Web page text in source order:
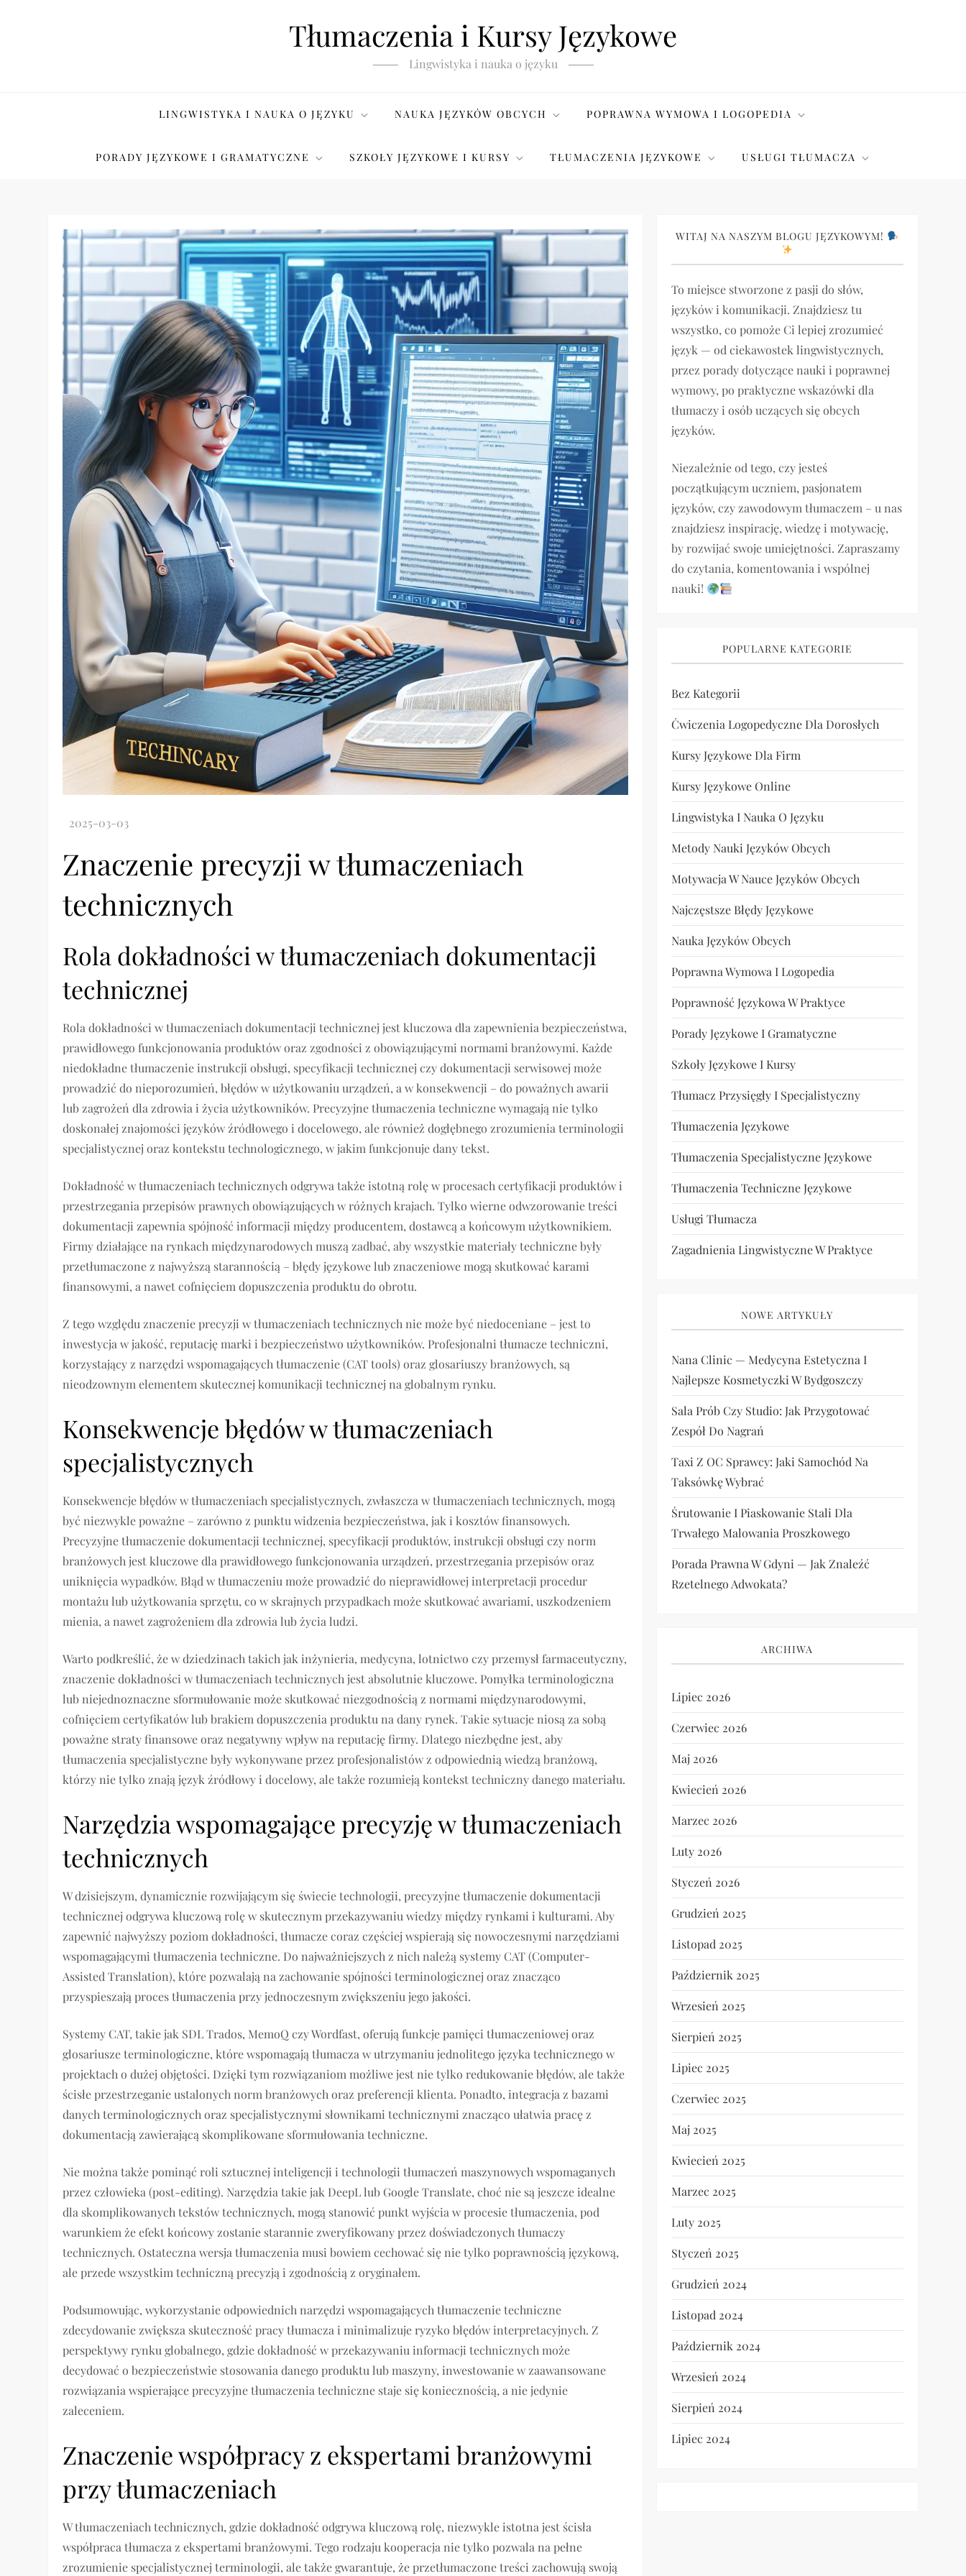
Tłumaczenia i Kursy Językowe
Lingwistyka i nauka o języku
LINGWISTYKA I NAUKA O JĘZYKU NAUKA JĘZYKÓW OBCYCH POPRAWNA WYMOWA I LOGOPEDIA
PORADY JĘZYKOWE I GRAMATYCZNE SZKOŁY JĘZYKOWE I KURSY TŁUMACZENIA JĘZYKOWE USŁUGI TŁUMACZA
Znaczenie precyzji w tłumaczeniach
technicznych
Rola dokładności w tłumaczeniach dokumentacji
technicznej
Rola dokładności w tłumaczeniach dokumentacji technicznej jest kluczowa dla zapewnienia bezpieczeństwa,
prawidłowego funkcjonowania produktów oraz zgodności z obowiązującymi normami branżowymi. Każde
niedokładne tłumaczenie instrukcji obsługi, specyfikacji technicznej czy dokumentacji serwisowej może
prowadzić do nieporozumień, błędów w użytkowaniu urządzeń, a w konsekwencji – do poważnych awarii
lub zagrożeń dla zdrowia i życia użytkowników. Precyzyjne tłumaczenia techniczne wymagają nie tylko
doskonałej znajomości języków źródłowego i docelowego, ale również dogłębnego zrozumienia terminologii
specjalistycznej oraz kontekstu technologicznego, w jakim funkcjonuje dany tekst.
Dokładność w tłumaczeniach technicznych odgrywa także istotną rolę w procesach certyfikacji produktów i
przestrzegania przepisów prawnych obowiązujących w różnych krajach. Tylko wierne odwzorowanie treści
dokumentacji zapewnia spójność informacji między producentem, dostawcą a końcowym użytkownikiem.
Firmy działające na rynkach międzynarodowych muszą zadbać, aby wszystkie materiały techniczne były
przetłumaczone z najwyższą starannością – błędy językowe lub znaczeniowe mogą skutkować karami
finansowymi, a nawet cofnięciem dopuszczenia produktu do obrotu.
Z tego względu znaczenie precyzji w tłumaczeniach technicznych nie może być niedoceniane – jest to
inwestycja w jakość, reputację marki i bezpieczeństwo użytkowników. Profesjonalni tłumacze techniczni,
korzystający z narzędzi wspomagających tłumaczenie (CAT tools) oraz glosariuszy branżowych, są
nieodzownym elementem skutecznej komunikacji technicznej na globalnym rynku.
Konsekwencje błędów w tłumaczeniach
specjalistycznych
Konsekwencje błędów w tłumaczeniach specjalistycznych, zwłaszcza w tłumaczeniach technicznych, mogą
być niezwykle poważne – zarówno z punktu widzenia bezpieczeństwa, jak i kosztów finansowych.
Precyzyjne tłumaczenie dokumentacji technicznej, specyfikacji produktów, instrukcji obsługi czy norm
branżowych jest kluczowe dla prawidłowego funkcjonowania urządzeń, przestrzegania przepisów oraz
uniknięcia wypadków. Błąd w tłumaczeniu może prowadzić do nieprawidłowej interpretacji procedur
montażu lub użytkowania sprzętu, co w skrajnych przypadkach może skutkować awariami, uszkodzeniem
mienia, a nawet zagrożeniem dla zdrowia lub życia ludzi.
Warto podkreślić, że w dziedzinach takich jak inżynieria, medycyna, lotnictwo czy przemysł farmaceutyczny,
znaczenie dokładności w tłumaczeniach technicznych jest absolutnie kluczowe. Pomyłka terminologiczna
lub niejednoznaczne sformułowanie może skutkować niezgodnością z normami międzynarodowymi,
cofnięciem certyfikatów lub brakiem dopuszczenia produktu na dany rynek. Takie sytuacje niosą za sobą
poważne straty finansowe oraz negatywny wpływ na reputację firmy. Dlatego niezbędne jest, aby
tłumaczenia specjalistyczne były wykonywane przez profesjonalistów z odpowiednią wiedzą branżową,
którzy nie tylko znają język źródłowy i docelowy, ale także rozumieją kontekst techniczny danego materiału.
Narzędzia wspomagające precyzję w tłumaczeniach
technicznych
W dzisiejszym, dynamicznie rozwijającym się świecie technologii, precyzyjne tłumaczenie dokumentacji
technicznej odgrywa kluczową rolę w skutecznym przekazywaniu wiedzy między rynkami i kulturami. Aby
zapewnić najwyższy poziom dokładności, tłumacze coraz częściej wspierają się nowoczesnymi narzędziami
wspomagającymi tłumaczenia techniczne. Do najważniejszych z nich należą systemy CAT (Computer-
Assisted Translation), które pozwalają na zachowanie spójności terminologicznej oraz znacząco
przyspieszają proces tłumaczenia przy jednoczesnym zwiększeniu jego jakości.
Systemy CAT, takie jak SDL Trados, MemoQ czy Wordfast, oferują funkcje pamięci tłumaczeniowej oraz
glosariusze terminologiczne, które wspomagają tłumacza w utrzymaniu jednolitego języka technicznego w
projektach o dużej objętości. Dzięki tym rozwiązaniom możliwe jest nie tylko redukowanie błędów, ale także
ścisłe przestrzeganie ustalonych norm branżowych oraz preferencji klienta. Ponadto, integracja z bazami
danych terminologicznych oraz specjalistycznymi słownikami technicznymi znacząco ułatwia pracę z
dokumentacją zawierającą skomplikowane sformułowania techniczne.
Nie można także pominąć roli sztucznej inteligencji i technologii tłumaczeń maszynowych wspomaganych
przez człowieka (post-editing). Narzędzia takie jak DeepL lub Google Translate, choć nie są jeszcze idealne
dla skomplikowanych tekstów technicznych, mogą stanowić punkt wyjścia w procesie tłumaczenia, pod
warunkiem że efekt końcowy zostanie starannie zweryfikowany przez doświadczonych tłumaczy
technicznych. Ostateczna wersja tłumaczenia musi bowiem cechować się nie tylko poprawnością językową,
ale przede wszystkim techniczną precyzją i zgodnością z oryginałem.
Podsumowując, wykorzystanie odpowiednich narzędzi wspomagających tłumaczenie techniczne
zdecydowanie zwiększa skuteczność pracy tłumacza i minimalizuje ryzyko błędów interpretacyjnych. Z
perspektywy rynku globalnego, gdzie dokładność w przekazywaniu informacji technicznych może
decydować o bezpieczeństwie stosowania danego produktu lub maszyny, inwestowanie w zaawansowane
rozwiązania wspierające precyzyjne tłumaczenia techniczne staje się koniecznością, a nie jedynie
zaleceniem.
Znaczenie współpracy z ekspertami branżowymi
przy tłumaczeniach
W tłumaczeniach technicznych, gdzie dokładność odgrywa kluczową rolę, niezwykle istotna jest ścisła
współpraca tłumacza z ekspertami branżowymi. Tego rodzaju kooperacja nie tylko pozwala na pełne
zrozumienie specjalistycznej terminologii, ale także gwarantuje, że przetłumaczone treści zachowują swoją
WITAJ NA NASZYM BLOGU JĘZYKOWYM!
To miejsce stworzone z pasji do słów,
języków i komunikacji. Znajdziesz tu
wszystko, co pomoże Ci lepiej zrozumieć
język — od ciekawostek lingwistycznych,
przez porady dotyczące nauki i poprawnej
wymowy, po praktyczne wskazówki dla
tłumaczy i osób uczących się obcych
języków.
Niezależnie od tego, czy jesteś
początkującym uczniem, pasjonatem
języków, czy zawodowym tłumaczem – u nas
znajdziesz inspirację, wiedzę i motywację,
by rozwijać swoje umiejętności. Zapraszamy
do czytania, komentowania i wspólnej
nauki!
POPULARNE KATEGORIE
Bez Kategorii
Ćwiczenia Logopedyczne Dla Dorosłych
Kursy Językowe Dla Firm
Kursy Językowe Online
Lingwistyka I Nauka O Języku
Metody Nauki Języków Obcych
Motywacja W Nauce Języków Obcych
Najczęstsze Błędy Językowe
Nauka Języków Obcych
Poprawna Wymowa I Logopedia
Poprawność Językowa W Praktyce
Porady Językowe I Gramatyczne
Szkoły Językowe I Kursy
Tłumacz Przysięgły I Specjalistyczny
Tłumaczenia Językowe
Tłumaczenia Specjalistyczne Językowe
Tłumaczenia Techniczne Językowe
Usługi Tłumacza
Zagadnienia Lingwistyczne W Praktyce
NOWE ARTYKUŁY
Nana Clinic — Medycyna Estetyczna I
Najlepsze Kosmetyczki W Bydgoszczy
Sala Prób Czy Studio: Jak Przygotować
Zespół Do Nagrań
Taxi Z OC Sprawcy: Jaki Samochód Na
Taksówkę Wybrać
Śrutowanie I Piaskowanie Stali Dla
Trwałego Malowania Proszkowego
Porada Prawna W Gdyni — Jak Znaleźć
Rzetelnego Adwokata?
ARCHIWA
Lipiec 2026
Czerwiec 2026
Maj 2026
Kwiecień 2026
Marzec 2026
Luty 2026
Styczeń 2026
Grudzień 2025
Listopad 2025
Październik 2025
Wrzesień 2025
Sierpień 2025
Lipiec 2025
Czerwiec 2025
Maj 2025
Kwiecień 2025
Marzec 2025
Luty 2025
Styczeń 2025
Grudzień 2024
Listopad 2024
Październik 2024
Wrzesień 2024
Sierpień 2024
Lipiec 2024